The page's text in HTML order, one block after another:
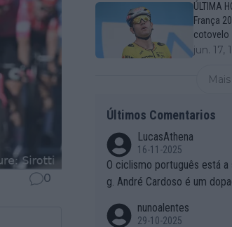
0
ÚLTIMA
França
cotovelo
jun. 17,
Últimos Comentarios
LucasAthena
16-11-2025
O ciclismo português está
g. André Cardoso é um
pado?
nunoalentes
29-10-2025